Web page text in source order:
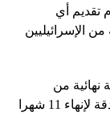
تقديم أي
الإسرائيليين
نهائية من
الجانبين، فإن الحزمة التي تم التفاوض عليها بدقة لإنهاء 11 شهرا